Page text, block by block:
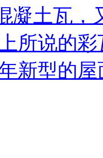
凝土瓦，
所说的
新型的